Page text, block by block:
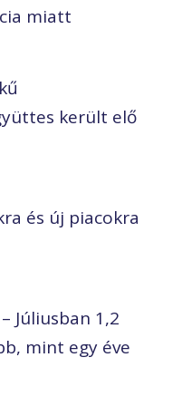
miatt
került elő
és új piacokra
Júliusban 1,2
mint egy éve